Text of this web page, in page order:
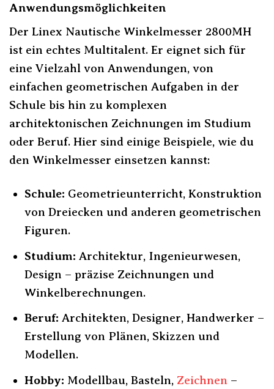
Anwendungsmöglichkeiten
Der Linex Nautische Winkelmesser 2800MH
ist ein echtes Multitalent. Er eignet sich für
eine Vielzahl von Anwendungen, von
einfachen geometrischen Aufgaben in der
Schule bis hin zu komplexen
architektonischen Zeichnungen im Studium
oder Beruf. Hier sind einige Beispiele, wie du
den Winkelmesser einsetzen kannst:
Schule: Geometrieunterricht, Konstruktion
von Dreiecken und anderen geometrischen
Figuren.
Studium: Architektur, Ingenieurwesen,
Design – präzise Zeichnungen und
Winkelberechnungen.
Beruf: Architekten, Designer, Handwerker –
Erstellung von Plänen, Skizzen und
Modellen.
Hobby: Modellbau, Basteln, Zeichnen –